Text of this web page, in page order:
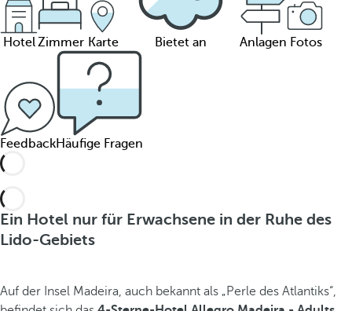
HotelZimmer Karte Bietet an Anlagen Fotos
FeedbackHäufige Fragen
Ein Hotel nur für Erwachsene in der Ruhe des
Lido-Gebiets
Auf der Insel Madeira, auch bekannt als „Perle des Atlantiks“,